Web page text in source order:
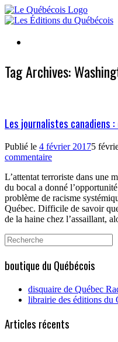
Skip
to
Tag Archives:
Les journalistes canadiens
Publié le 4 février 20175
commentaire
L’attentat terroriste dans une
du bocal a donné
problème de racisme
Québec. Difficile de savoir
de la haine chez l’assaillant,
Search
for:
boutique du Québécois
disquaire de Québec
librairie des éditions du
Articles récents